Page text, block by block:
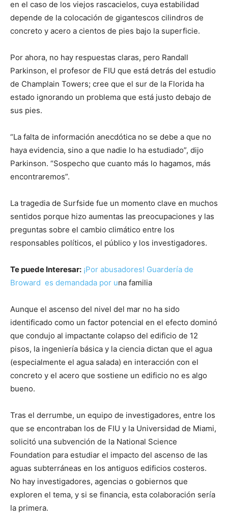
en el caso de los viejos rascacielos, cuya estabilidad
depende de la colocación de gigantescos cilindros de
concreto y acero a cientos de pies bajo la superficie.
Por ahora, no hay respuestas claras, pero Randall
Parkinson, el profesor de FIU que está detrás del estudio
de Champlain Towers; cree que el sur de la Florida ha
estado ignorando un problema que está justo debajo de
sus pies.
“La falta de información anecdótica no se debe a que no
haya evidencia, sino a que nadie lo ha estudiado”, dijo
Parkinson. “Sospecho que cuanto más lo hagamos, más
encontraremos”.
La tragedia de Surfside fue un momento clave en muchos
sentidos porque hizo aumentas las preocupaciones y las
preguntas sobre el cambio climático entre los
responsables políticos, el público y los investigadores.
Te puede Interesar: ¡Por abusadores! Guardería de
Broward es demandada por una familia
Aunque el ascenso del nivel del mar no ha sido
identificado como un factor potencial en el efecto dominó
que condujo al impactante colapso del edificio de 12
pisos, la ingeniería básica y la ciencia dictan que el agua
(especialmente el agua salada) en interacción con el
concreto y el acero que sostiene un edificio no es algo
bueno.
Tras el derrumbe, un equipo de investigadores, entre los
que se encontraban los de FIU y la Universidad de Miami,
solicitó una subvención de la National Science
Foundation para estudiar el impacto del ascenso de las
aguas subterráneas en los antiguos edificios costeros.
No hay investigadores, agencias o gobiernos que
exploren el tema, y si se financia, esta colaboración sería
la primera.